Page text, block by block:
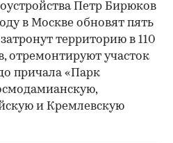
Петр Бирюков
в Москве обновят пять
территорию в 110
отремонтируют участок
причала «Парк
и Кремлевскую